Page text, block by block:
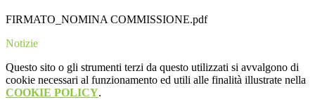
FIRMATO_NOMINA COMMISSIONE.pdf
Notizie
Questo sito o gli strumenti terzi da questo utilizzati si avvalgono di
cookie necessari al funzionamento ed utili alle finalità illustrate nella
COOKIE POLICY.